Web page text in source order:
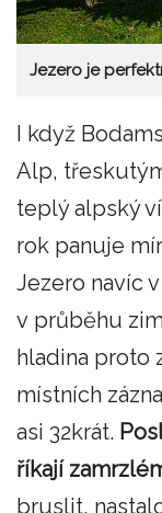
Jezero je
I když
Alp,
teplý alpský
rok panuje
Jezero navíc
v průběhu
hladina proto
místních
asi 32krát.
říkají
bruslit,